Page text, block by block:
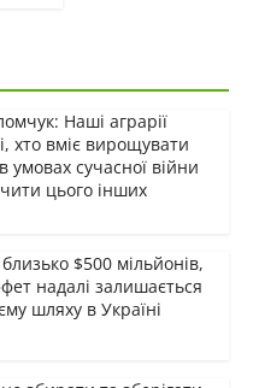
Наші аграрії
хто вміє вирощувати
умовах сучасної війни
цього інших
$500 мільйонів,
надалі залишається
шляху в Україні